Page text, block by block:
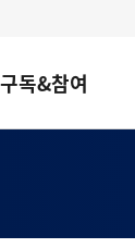
구독&참여